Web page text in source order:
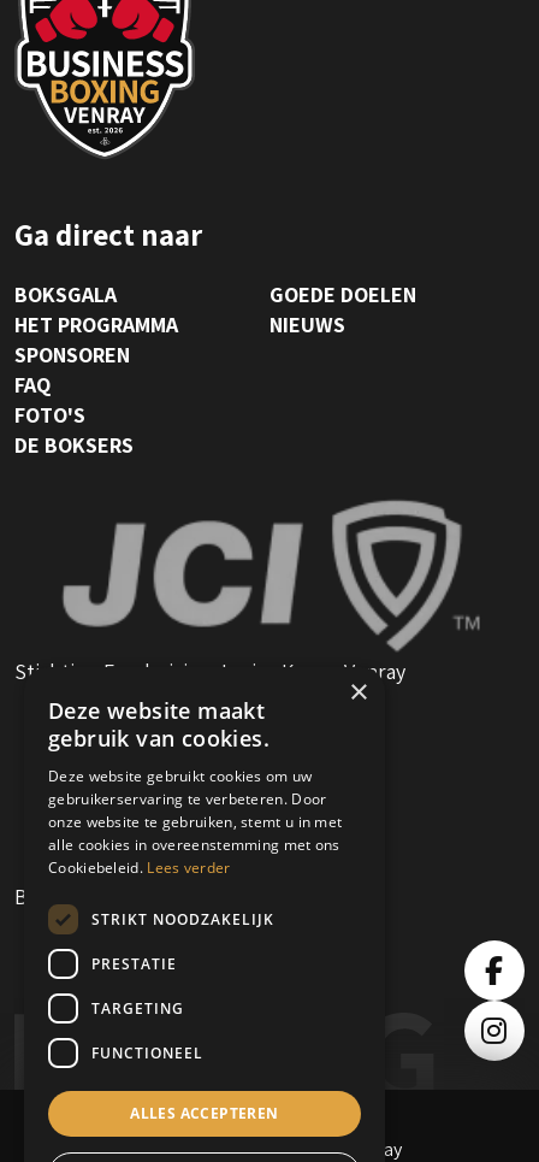
Ga direct naar
BOKSGALA
HET PROGRAMMA
SPONSOREN
FAQ
FOTO'S
DE BOKSERS
GOEDE DOELEN
NIEUWS
Stichting Fundraising Junior Kamer Venray
Boksclub Venray
© 2026 - Business Boxing Venray
×
Deze website maakt
gebruik van cookies.
Deze website gebruikt cookies om uw
gebruikerservaring te verbeteren. Door
onze website te gebruiken, stemt u in met
alle cookies in overeenstemming met ons
Cookiebeleid. Lees verder
STRIKT NOODZAKELIJK
PRESTATIE
TARGETING
FUNCTIONEEL
ALLES ACCEPTEREN